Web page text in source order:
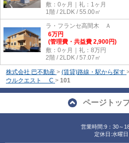
敷：0ヶ月｜礼：1ヶ月
1階 / 2LDK / 55.00㎡
ラ・フランセ高間木 Ａ
6万円
(管理費・共益費 2,900円)
敷：0ヶ月｜礼：8万円
2階 / 2LDK / 57.07㎡
株式会社 巴不動産 > (賃貸)路線・駅から探す
ウルクエスト C > 101
ページトッ
営業時間:9：30～
定休日:水曜日